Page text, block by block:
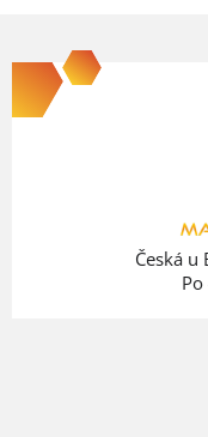
á
p
Česká u